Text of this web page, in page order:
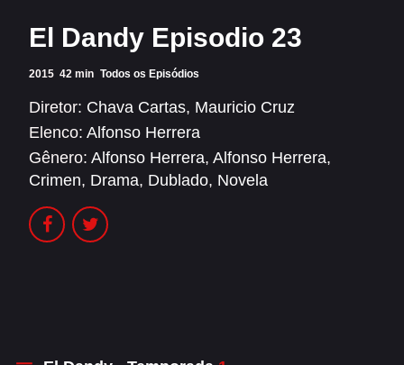
Dulce María Maite Perroni
RBD
SÉRIES
Christian Chávez
Dulce María
El Dandy Episodio 23
2015 42 min Todos os Episódios
Diretor: Chava Cartas, Mauricio Cruz
Elenco: Alfonso Herrera
Gênero: Alfonso Herrera, Alfonso Herrera,
Crimen, Drama, Dublado, Novela